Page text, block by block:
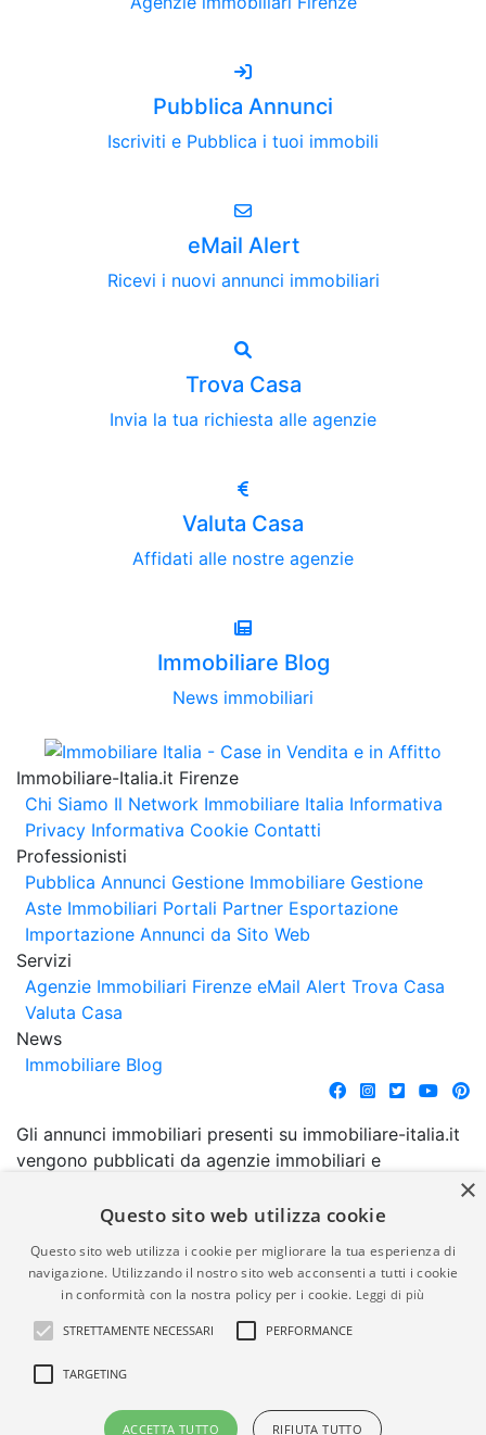
Pubblica Annunci
Iscriviti e Pubblica i tuoi immobili
eMail Alert
Ricevi i nuovi annunci immobiliari
Trova Casa
Invia la tua richiesta alle agenzie
Valuta Casa
Affidati alle nostre agenzie
Immobiliare Blog
News immobiliari
Immobiliare-Italia.it Firenze
Chi Siamo Il Network Immobiliare Italia Informativa
Privacy Informativa Cookie Contatti
Professionisti
Pubblica Annunci Gestione Immobiliare Gestione
Aste Immobiliari Portali Partner Esportazione
Importazione Annunci da Sito Web
Servizi
Agenzie Immobiliari Firenze eMail Alert Trova Casa
Valuta Casa
News
Immobiliare Blog
Gli annunci immobiliari presenti su immobiliare-italia.it
vengono pubblicati da agenzie immobiliari e
comporta l'approvazione o l'avallo da parte di
garanzia da parte di quest'ultima. immobiliare-italia.it
quindi non è responsabile della veridicità, della
correttezza, della completezza, della normativa in
materia di privacy e/o di alcun altro aspetto dei
suddetti annunci.
© Copyright 2007 - 2026
Powered by
×
Questo sito web utilizza cookie
Questo sito web utilizza i cookie per migliorare la tua esperienza di
navigazione. Utilizzando il nostro sito web acconsenti a tutti i cookie
in conformità con la nostra policy per i cookie. Leggi di più
STRETTAMENTE NECESSARI PERFORMANCE
TARGETING
ACCETTA TUTTO RIFIUTA TUTTO